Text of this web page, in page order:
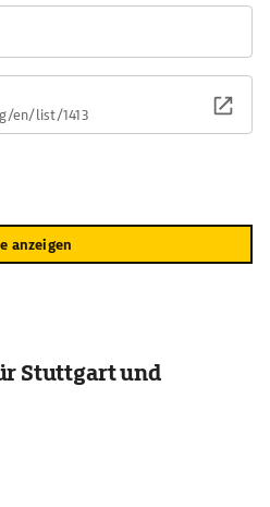
Wilhelmshöhe und die
en/list/1413
anzeigen
Stuttgart und